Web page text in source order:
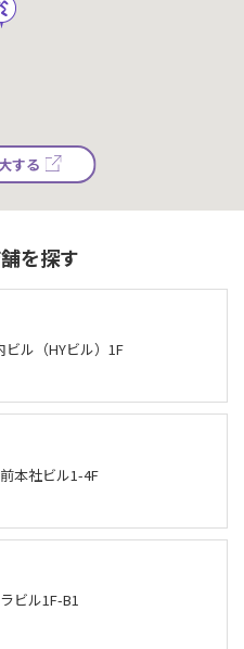
する
を探す
ル（HYビル）1F
本社ビル1-4F
ビル1F-B1